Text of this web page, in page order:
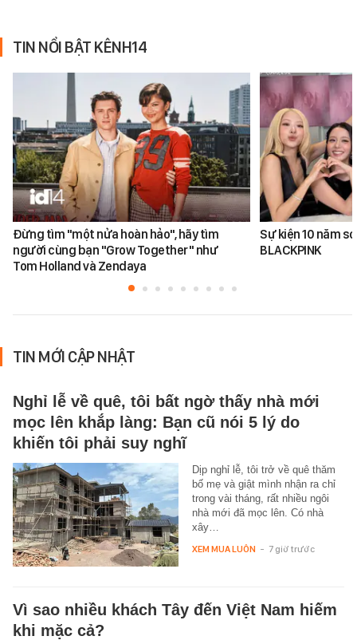
TIN NỔI BẬT KÊNH14
Đừng tìm "một nửa hoàn hảo", hãy tìm
người cùng bạn "Grow Together" như
Tom Holland và Zendaya
Sự kiện 10 năm
BLACKPINK
TIN MỚI CẬP NHẬT
Nghỉ lễ về quê, tôi bất ngờ thấy nhà mới
mọc lên khắp làng: Bạn cũ nói 5 lý do
khiến tôi phải suy nghĩ
Dịp nghỉ lễ, tôi trở về quê thăm
bố mẹ và giật mình nhận ra chỉ
trong vài tháng, rất nhiều ngôi
nhà mới đã mọc lên. Có nhà
xây…
XEM MUA LUÔN - 7 giờ trước
Vì sao nhiều khách Tây đến Việt Nam hiếm
khi mặc cả?